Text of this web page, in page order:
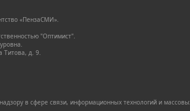
«ПензаСМИ».
"Оптимист".
Титова, д. 9.
в сфере связи, информационных технологий и